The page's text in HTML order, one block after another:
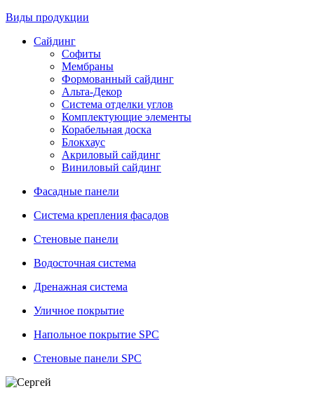
Виды продукции
Сайдинг
Софиты
Мембраны
Формованный сайдинг
Альта-Декор
Система отделки углов
Комплектующие элементы
Корабельная доска
Блокхаус
Акриловый сайдинг
Виниловый сайдинг
Фасадные панели
Система крепления фасадов
Стеновые панели
Водосточная система
Дренажная система
Уличное покрытие
Напольное покрытие SPC
Стеновые панели SPC